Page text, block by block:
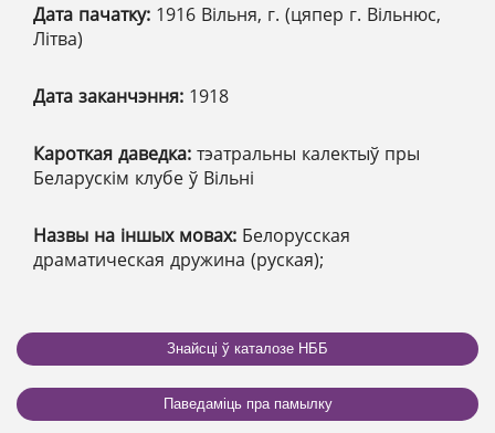
Дата пачатку: 1916 Вільня, г. (цяпер г. Вільнюс,
Літва)
Дата заканчэння: 1918
Кароткая даведка: тэатральны калектыў пры
Беларускім клубе ў Вільні
Назвы на іншых мовах: Белорусская
драматическая дружина (руская);
Знайсці ў каталозе НББ
Паведаміць пра памылку